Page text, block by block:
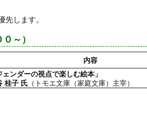
します。
～）
内容
ェンダーの視点で楽しむ絵本」
桂子 氏（トモエ文庫（家庭文庫）主宰）